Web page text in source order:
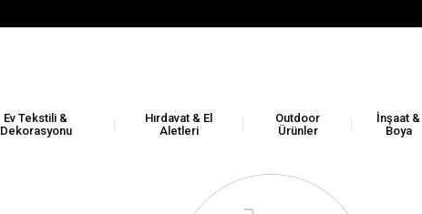
Ev Tekstili &
Dekorasyonu
Hırdavat & El
Aletleri
Outdoor
Ürünler
İnşaat &
Boya